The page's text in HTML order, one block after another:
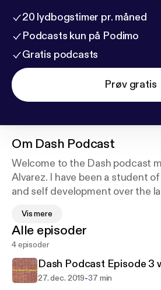
20 lydbogstimer pr. måned
Podcasts kun på Podimo
Gratis podcasts
Prøv gratis
Om Dash Podcast
Welcome to the Dash podcast
Alvarez. I have been a student
and self development over the
have learned and continue to
interviews of successful people
of people that are looking to
Now you might be asking
does the dash stand for in Dash
Vis mere
Alle episoder
4 episoder
Dash Podcast Episode 3
27. dec. 2019-37 min